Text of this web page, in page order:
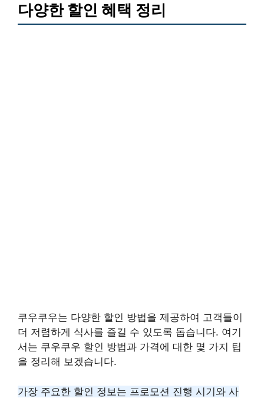
다양한 할인 혜택 정리
쿠우쿠우는 다양한 할인 방법을 제공하여 고객들이
더 저렴하게 식사를 즐길 수 있도록 돕습니다. 여기
서는 쿠우쿠우 할인 방법과 가격에 대한 몇 가지 팁
을 정리해 보겠습니다.
가장 주요한 할인 정보는 프로모션 진행 시기와 사